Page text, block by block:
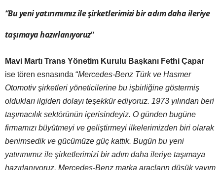
“Bu yeni yatırımımız ile şirketlerimizi bir adım daha ileriye
taşımaya hazırlanıyoruz”
Mavi Martı Trans Yönetim Kurulu Başkanı Fethi Çapar
ise tören esnasında “Mercedes-Benz Türk ve Hasmer
Otomotiv şirketleri yöneticilerine bu işbirliğine göstermiş
oldukları ilgiden dolayı teşekkür ediyoruz. 1973 yılından beri
taşımacılık sektörünün içerisindeyiz. O günden bugüne
firmamızı büyütmeyi ve geliştirmeyi ilkelerimizden biri olarak
benimsedik ve gücümüze güç kattık. Bugün bu yeni
yatırımımız ile şirketlerimizi bir adım daha ileriye taşımaya
hazırlanıyoruz. Mercedes-Benz marka araçların düşük yayım